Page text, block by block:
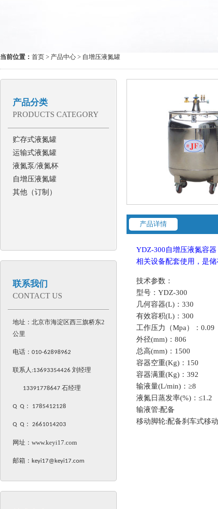
当前位置： 首页 > 产品中心 > 自增压液氮罐
产品分类
PRODUCTS CATEGORY
贮存式液氮罐
运输式液氮罐
液氮泵/液氮杯
自增压液氮罐
其他（订制）
联系我们
CONTACT US
地址：北京市海淀区西三旗桥东2
公里
电话： 010-62898962
联系人:13693354426 刘经理
13391778647 石经理
Q Q ： 1785412128
Q Q ： 2661014203
网址： www.keyi17.com
邮箱： keyi17@keyi17.com
产品详情
YDZ-300自增压液氮容
相关设备配套使用，是
技术参数：
型号：YDZ-300
几何容器(L)：330
有效容积(L)：300
工作压力（Mpa）：0.09
外径(mm)：806
总高(mm)：1500
容器空重(Kg)：150
容器满重(Kg)：392
输液量(L/min)：≥8
液氮日蒸发率(%)：≤1.2
输液管:配备
移动脚轮:配备刹车式移